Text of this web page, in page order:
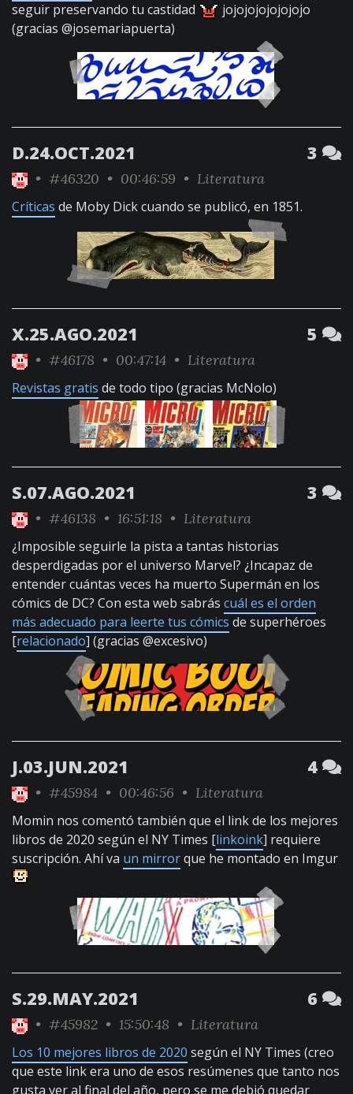
seguir preservando tu castidad
jojojojojojojojo
(gracias @josemariapuerta)
D.24.OCT.2021 3
• #46320 • 00:46:59 • Literatura
Críticas de Moby Dick cuando se publicó, en 1851.
X.25.AGO.2021 5
• #46178 • 00:47:14 • Literatura
Revistas gratis de todo tipo (gracias McNolo)
S.07.AGO.2021 3
• #46138 • 16:51:18 • Literatura
¿Imposible seguirle la pista a tantas historias
desperdigadas por el universo Marvel? ¿Incapaz de
entender cuántas veces ha muerto Supermán en los
cómics de DC? Con esta web sabrás cuál es el orden
más adecuado para leerte tus cómics de superhéroes
[relacionado] (gracias @excesivo)
J.03.JUN.2021 4
• #45984 • 00:46:56 • Literatura
Momin nos comentó también que el link de los mejores
libros de 2020 según el NY Times [linkoink] requiere
suscripción. Ahí va un mirrorque he montado en Imgur
S.29.MAY.2021 6
• #45982 • 15:50:48 • Literatura
Los 10 mejores libros de 2020 según el NY Times (creo
que este link era uno de esos resúmenes que tanto nos
gusta ver al final del año, pero se me debió quedar